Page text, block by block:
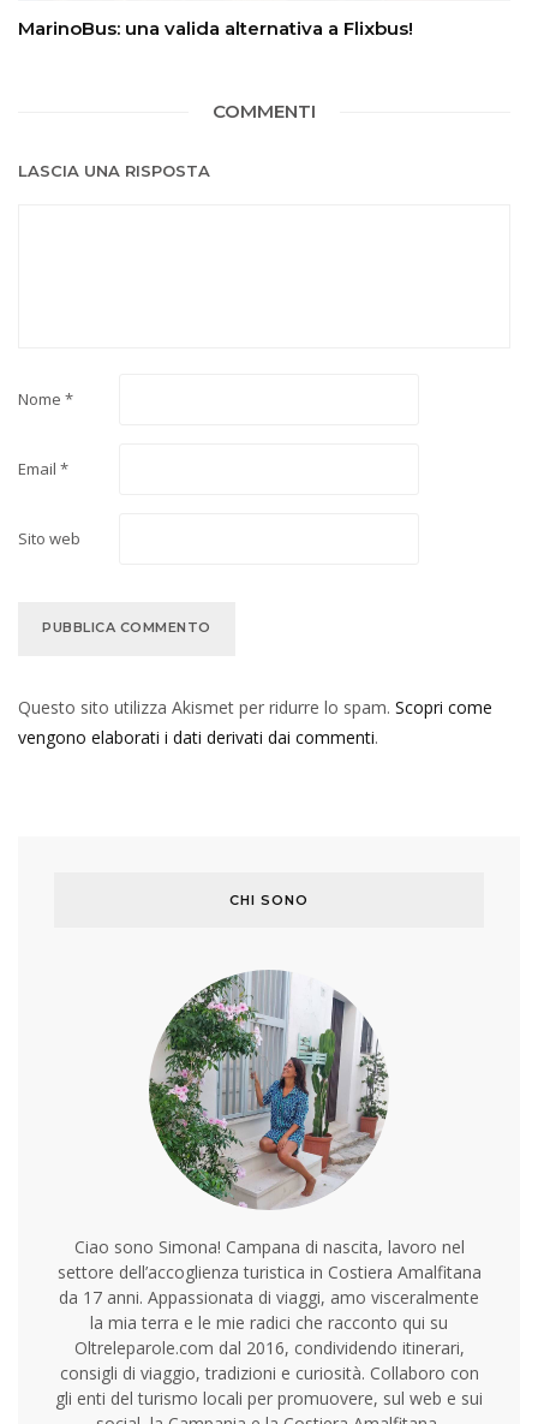
MarinoBus: una valida alternativa a Flixbus!
COMMENTI
LASCIA UNA RISPOSTA
Nome *
Email *
Sito web
Questo sito utilizza Akismet per ridurre lo spam. Scopri come
vengono elaborati i dati derivati dai commenti.
CHI SONO
Ciao sono Simona! Campana di nascita, lavoro nel
settore dell’accoglienza turistica in Costiera Amalfitana
da 17 anni. Appassionata di viaggi, amo visceralmente
la mia terra e le mie radici che racconto qui su
Oltreleparole.com dal 2016, condividendo itinerari,
consigli di viaggio, tradizioni e curiosità. Collaboro con
gli enti del turismo locali per promuovere, sul web e sui